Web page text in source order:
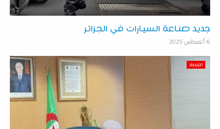
جديد صناعة السيارات في الجزائر
6 أغسطس 2025
اقتصاد